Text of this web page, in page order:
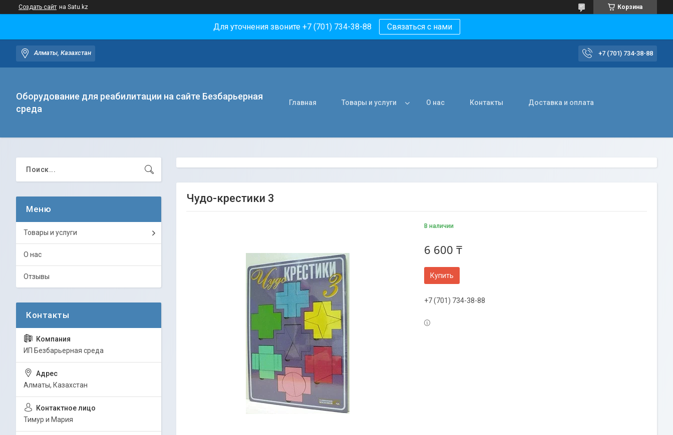
Создать сайт на Satu.kz Корзина
Для уточнения звоните +7 (701) 734-38-88 Связаться с нами
Алматы, Казахстан +7 (701) 734-38-88
Оборудование для реабилитации на сайте Безбарьерная
среда
Главная Товары и услуги О нас Контакты Доставка и оплата
Чудо-крестики 3
В наличии
6 600 ₸
Купить
+7 (701) 734-38-88
Товары и услуги
О нас
Отзывы
ИП Безбарьерная среда
Алматы, Казахстан
Тимур и Мария